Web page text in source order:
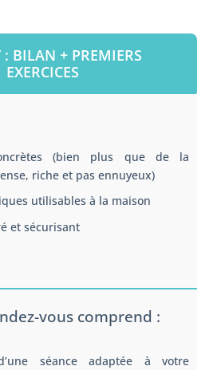
: BILAN + PREMIERS
EXERCICES
(bien plus que de la
riche et pas ennuyeux)
utilisables à la maison
et sécurisant
vous comprend :
séance adaptée à votre